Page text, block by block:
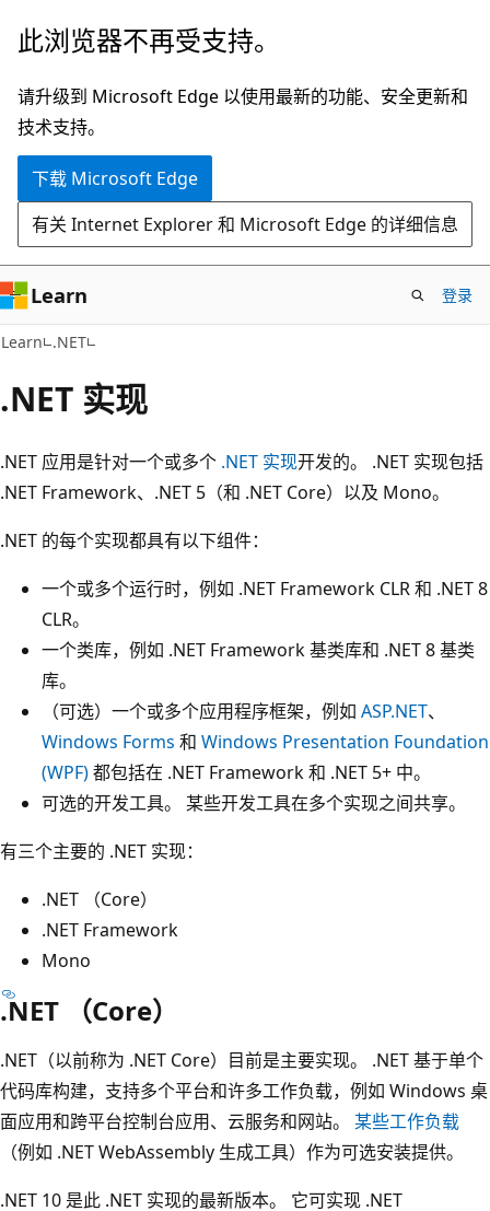
跳
主
要
内
此浏览器不再受支持。
请升级到 Microsoft Edge 以使用最新的功能、安全更新和
技术支持。
下载 Microsoft Edge
有关 Internet Explorer 和 Microsoft Edge 的详细信息
Learn 登录
Learn .NET
.NET 实现
.NET 应用是针对一个或多个 .NET 实现开发的。 .NET 实现包括
.NET Framework、.NET 5（和 .NET Core）以及 Mono。
.NET 的每个实现都具有以下组件：
一个或多个运行时，例如 .NET Framework CLR 和 .NET 8
CLR。
一个类库，例如 .NET Framework 基类库和 .NET 8 基类
库。
（可选）一个或多个应用程序框架，例如 ASP.NET、
Windows Forms 和 Windows Presentation Foundation
(WPF)都包括在 .NET Framework 和 .NET 5+ 中。
可选的开发工具。 某些开发工具在多个实现之间共享。
有三个主要的 .NET 实现：
.NET （Core）
.NET Framework
Mono
.NET （Core）
.NET（以前称为 .NET Core）目前是主要实现。 .NET 基于单个
代码库构建，支持多个平台和许多工作负载，例如 Windows 桌
面应用和跨平台控制台应用、云服务和网站。 某些工作负载
（例如 .NET WebAssembly 生成工具）作为可选安装提供。
.NET 10 是此 .NET 实现的最新版本。 它可实现 .NET